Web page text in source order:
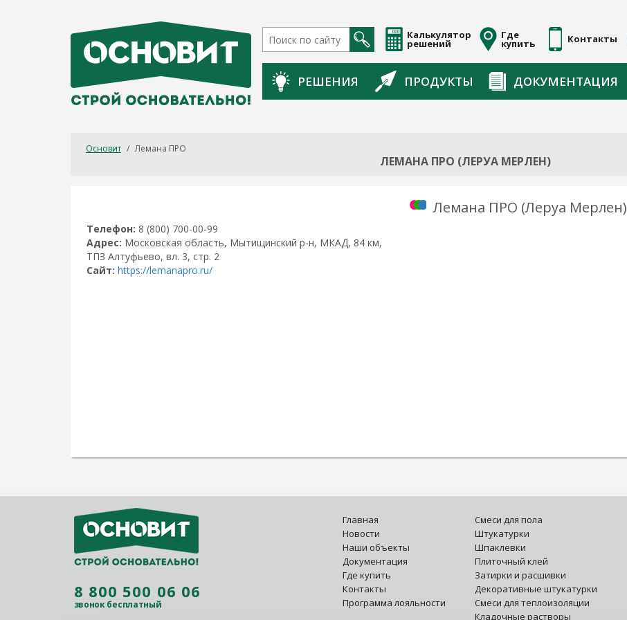
Калькулятор
решений
Где
купить Контакты
РЕШЕНИЯ ПРОДУКТЫ ДОКУМЕНТАЦИЯ
Основит / Лемана ПРО
ЛЕМАНА ПРО (ЛЕРУА МЕРЛЕН)
Телефон: 8 (800) 700-00-99
Адрес: Московская область, Мытищинский р-н, МКАД, 84 км,
ТПЗ Алтуфьево, вл. 3, стр. 2
Сайт: https://lemanapro.ru/
Лемана ПРО (Леруа Мерлен)
Главная
Новости
Наши объекты
Документация
Где купить
Контакты
Программа лояльности
Смеси для пола
Штукатурки
Шпаклевки
Плиточный клей
Затирки и расшивки
Декоративные штукатурки
Смеси для теплоизоляции
Кладочные растворы
8 800 500 06 06
звонок бесплатный